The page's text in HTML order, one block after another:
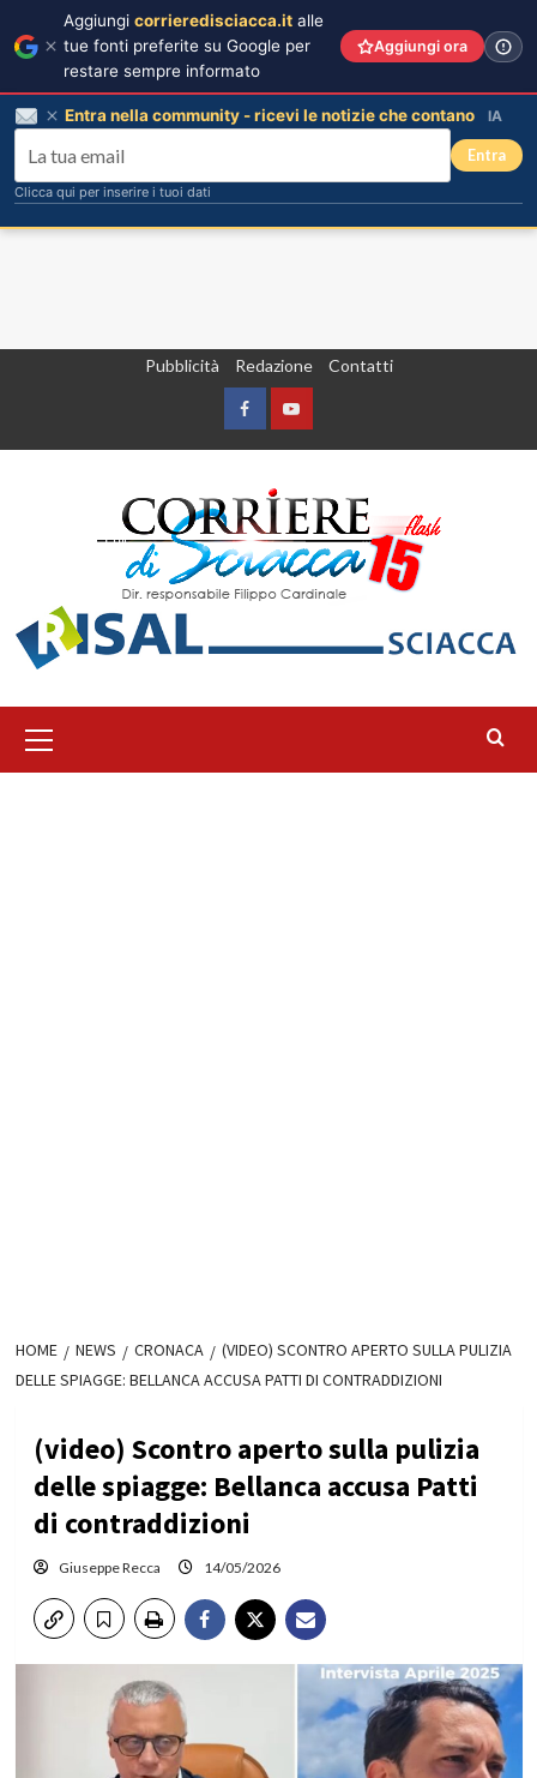
Pubblicità Redazione Contatti
FacebookYountube
principale
HOME NEWS CRONACA
(VIDEO) SCONTRO APERTO SULLA PULIZIA
DELLE SPIAGGE: BELLANCA ACCUSA PATTI DI CONTRADDIZIONI
(video) Scontro aperto sulla pulizia
delle spiagge: Bellanca accusa Patti
di contraddizioni
Giuseppe Recca 14/05/2026
Aggiungi corrieredisciacca.it alle
tue fonti preferite su Google per
restare sempre informato
Aggiungi ora
Entra nella community - ricevi le notizie che contano IA
Entra
Clicca qui per inserire i tuoi dati